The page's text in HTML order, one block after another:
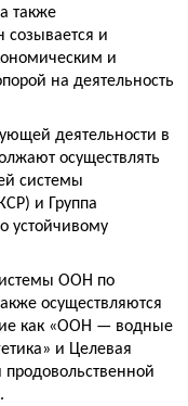
также
созывается и
и
на деятельность
деятельности в
осуществлять
системы
и Группа
устойчивому
ООН по
осуществляются
как «ООН — водные
и Целевая
продовольственной